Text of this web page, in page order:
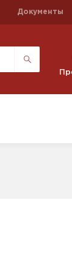
Документы